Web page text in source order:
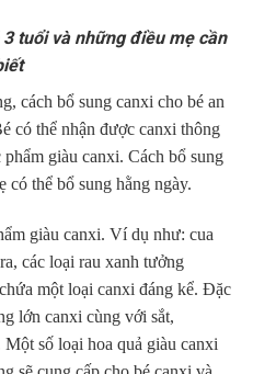
tuổi và những điều mẹ cần
cách bổ sung canxi cho bé an
có thể nhận được canxi thông
giàu canxi. Cách bổ sung
có thể bổ sung hằng ngày.
giàu canxi. Ví dụ như: cua
các loại rau xanh tưởng
một loại canxi đáng kể. Đặc
lớn canxi cùng với sắt,
số loại hoa quả giàu canxi